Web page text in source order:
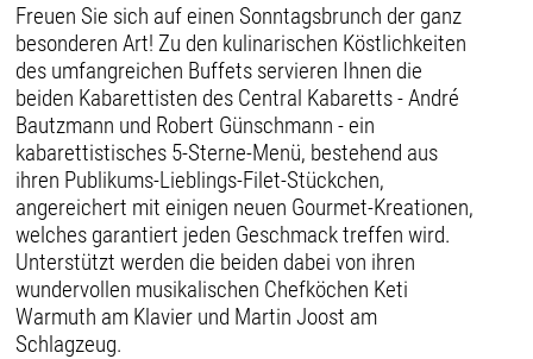
Freuen Sie sich auf einen Sonntagsbrunch der ganz
besonderen Art! Zu den kulinarischen Köstlichkeiten
des umfangreichen Buffets servieren Ihnen die
beiden Kabarettisten des Central Kabaretts - André
Bautzmann und Robert Günschmann - ein
kabarettistisches 5-Sterne-Menü, bestehend aus
ihren Publikums-Lieblings-Filet-Stückchen,
angereichert mit einigen neuen Gourmet-Kreationen,
welches garantiert jeden Geschmack treffen wird.
Unterstützt werden die beiden dabei von ihren
wundervollen musikalischen Chefköchen Keti
Warmuth am Klavier und Martin Joost am
Schlagzeug.